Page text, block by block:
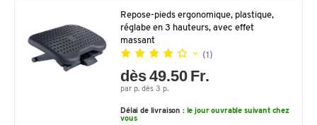
Repose-pieds ergonomique, plastique,
réglabe en 3 hauteurs, avec effet
massant
(1)
dès 49.50 Fr.
par p. dès 3 p.
Délai de livraison : le jour ouvrable suivant chez
vous